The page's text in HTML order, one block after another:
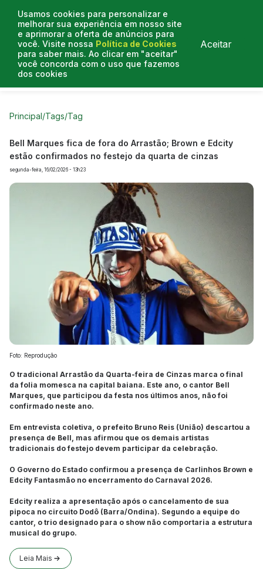
Usamos cookies para personalizar e
melhorar sua experiência em nosso site
e aprimorar a oferta de anúncios para
você. Visite nossa Política de Cookies
para saber mais. Ao clicar em "aceitar"
você concorda com o uso que fazemos
dos cookies
Aceitar
Curtas do Poder
Principal/Tags/Tag
Bell Marques fica de fora do Arrastão; Brown e Edcity
estão confirmados no festejo da quarta de cinzas
segunda-feira, 16/02/2026 - 13h23
Foto: Reprodução
O tradicional Arrastão da Quarta-feira de Cinzas marca o final
da folia momesca na capital baiana. Este ano, o cantor Bell
Marques, que participou da festa nos últimos anos, não foi
confirmado neste ano.
Em entrevista coletiva, o prefeito Bruno Reis (União) descartou a
presença de Bell, mas afirmou que os demais artistas
tradicionais do festejo devem participar da celebração.
O Governo do Estado confirmou a presença de Carlinhos Brown e
Edcity Fantasmão no encerramento do Carnaval 2026.
Edcity realiza a apresentação após o cancelamento de sua
pipoca no circuito Dodô (Barra/Ondina). Segundo a equipe do
cantor, o trio designado para o show não comportaria a estrutura
musical do grupo.
Leia Mais